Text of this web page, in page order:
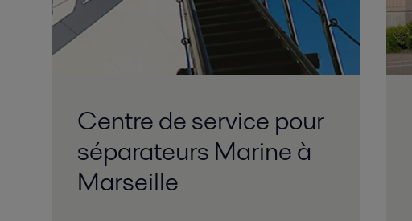
Centre de service pour
séparateurs Marine à
Marseille